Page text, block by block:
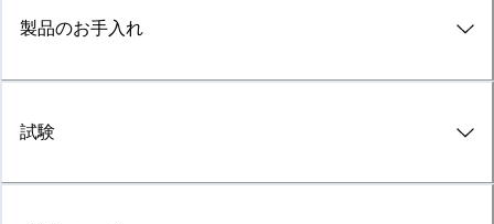
製品のお手入れ
試験